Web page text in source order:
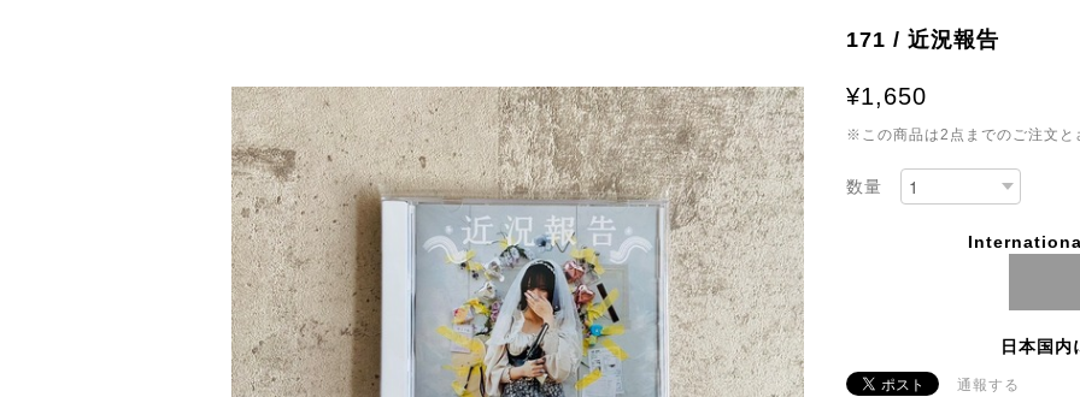
171 / 近況報告
¥1,650
※この商品は2点までのご注文と
数量
日本国内
通報する